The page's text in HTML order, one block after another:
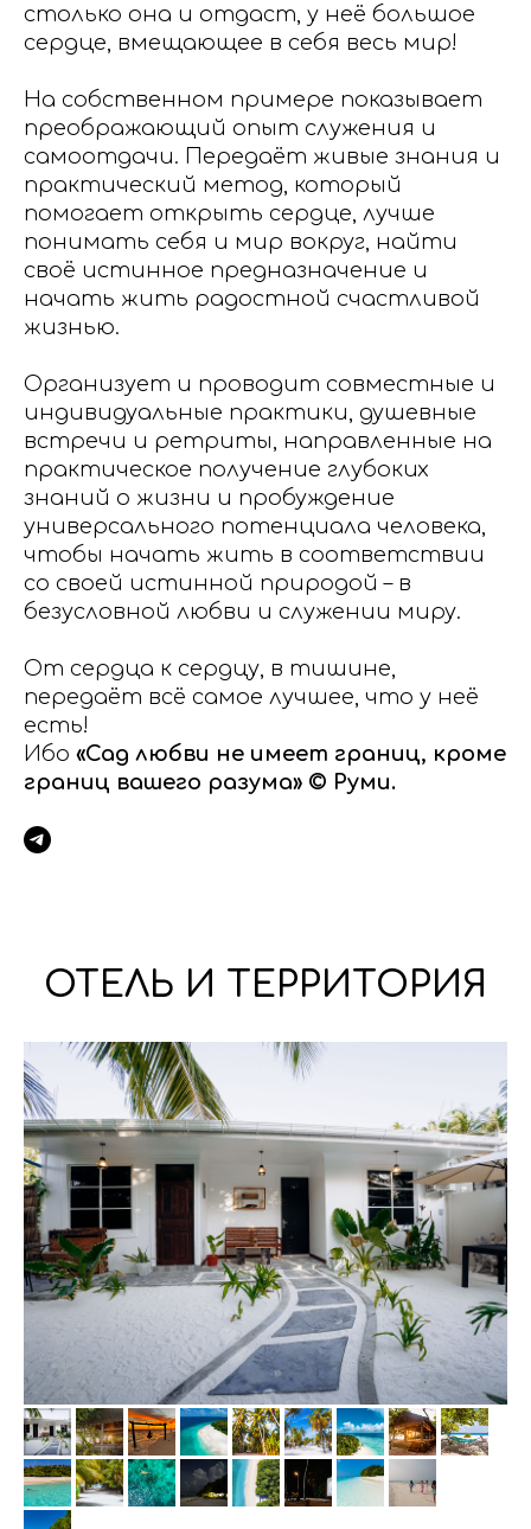
столько она и отдаст, у неё большое
сердце, вмещающее в себя весь мир!
На собственном примере показывает
преображающий опыт служения и
самоотдачи. Передаёт живые знания и
практический метод, который
помогает открыть сердце, лучше
понимать себя и мир вокруг, найти
своё истинное предназначение и
начать жить радостной счастливой
жизнью.
Организует и проводит совместные и
индивидуальные практики, душевные
встречи и ретриты, направленные на
практическое получение глубоких
знаний о жизни и пробуждение
универсального потенциала человека,
чтобы начать жить в соответствии
со своей истинной природой – в
безусловной любви и служении миру.
От сердца к сердцу, в тишине,
передаёт всё самое лучшее, что у неё
есть!
Ибо «Сад любви не имеет границ, кроме
границ вашего разума» © Руми.
ОТЕЛЬ И ТЕРРИТОРИЯ